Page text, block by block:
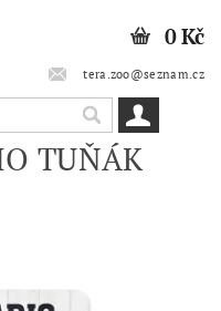
tera.zoo@seznam.cz
0 Kč
TUŇÁK